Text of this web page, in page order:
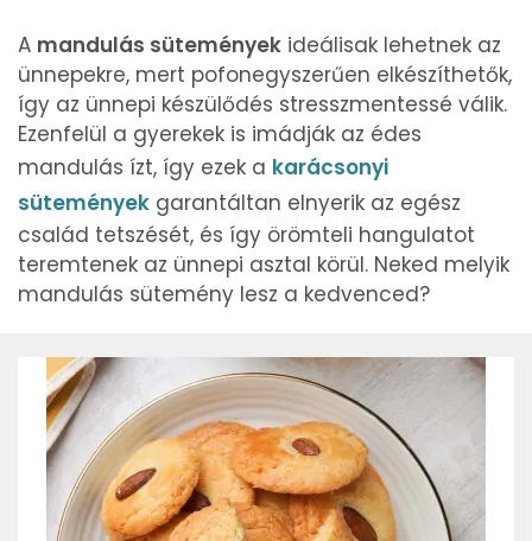
A mandulás sütemények ideálisak lehetnek az
ünnepekre, mert pofonegyszerűen elkészíthetők,
így az ünnepi készülődés stresszmentessé válik.
Ezenfelül a gyerekek is imádják az édes
mandulás ízt, így ezek a karácsonyi
sütemények garantáltan elnyerik az egész
család tetszését, és így örömteli hangulatot
teremtenek az ünnepi asztal körül. Neked melyik
mandulás sütemény lesz a kedvenced?